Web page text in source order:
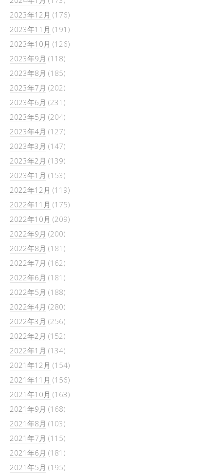
2023年12月 (176)
2023年11月 (191)
2023年10月 (126)
2023年9月 (118)
2023年8月 (185)
2023年7月 (202)
2023年6月 (231)
2023年5月 (204)
2023年4月 (127)
2023年3月 (147)
2023年2月 (139)
2023年1月 (153)
2022年12月 (119)
2022年11月 (175)
2022年10月 (209)
2022年9月 (200)
2022年8月 (181)
2022年7月 (162)
2022年6月 (181)
2022年5月 (188)
2022年4月 (280)
2022年3月 (256)
2022年2月 (152)
2022年1月 (134)
2021年12月 (154)
2021年11月 (156)
2021年10月 (163)
2021年9月 (168)
2021年8月 (103)
2021年7月 (115)
2021年6月 (181)
2021年5月 (195)